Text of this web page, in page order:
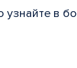
узнайте в